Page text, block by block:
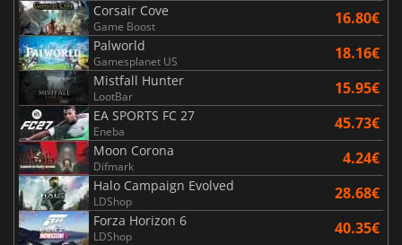
Corsair Cove
Game Boost 16.80€
Palworld
Gamesplanet US 18.16€
Mistfall Hunter
LootBar 15.95€
EA SPORTS FC 27
Eneba 45.73€
Moon Corona
Difmark 4.24€
Halo Campaign Evolved
LDShop 28.68€
Forza Horizon 6
LDShop 40.35€